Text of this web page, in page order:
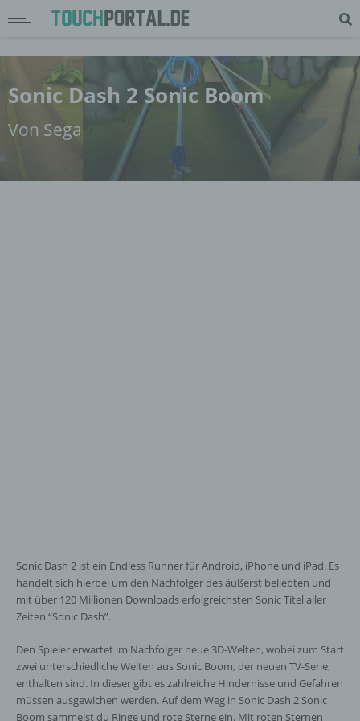
Sonic Dash 2 Sonic Boom
Von Sega
Sonic Dash 2 ist ein Endless Runner für Android, iPhone und iPad. Es
handelt sich hierbei um den Nachfolger des äußerst beliebten und
mit über 120 Millionen Downloads erfolgreichsten Sonic Titel aller
Zeiten “Sonic Dash”.
Den Spieler erwartet im Nachfolger neue 3D-Welten, wobei zum Start
zwei unterschiedliche Welten aus Sonic Boom, der neuen TV-Serie,
enthalten sind. In dieser gibt es zahlreiche Hindernisse und Gefahren
müssen ausgewichen werden. Auf dem Weg in Sonic Dash 2 Sonic
Boom sammelst du Ringe und rote Sterne ein. Mit roten Sternen